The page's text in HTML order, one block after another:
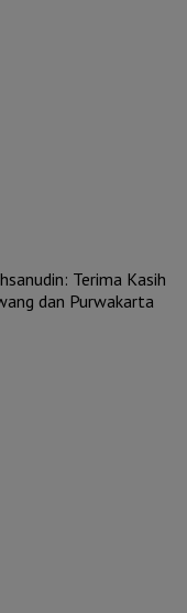
Terima Kasih
dan Purwakarta